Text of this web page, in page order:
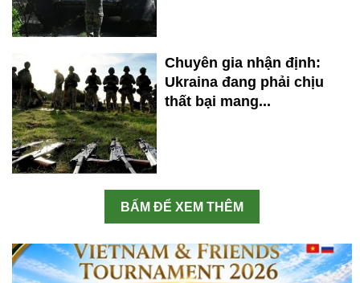
Chuyên gia nhận định:
Ukraina đang phải chịu
thất bại mang...
BẤM ĐỂ XEM THÊM